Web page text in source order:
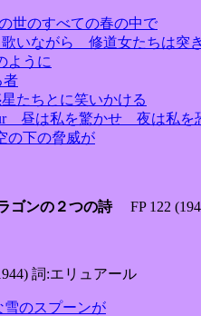
世のすべての春の中で
歌いながら 修道女たちは突
ように
者
星たちとに笑いかける
昼は私を驚かせ 夜は私を
の下の脅威が
ゴンの２つの詩 FP 122
詞:エリュアール
雪のスプーンが